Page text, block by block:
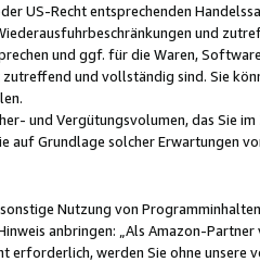
US-Recht entsprechenden
und
und ggf. für die Waren,
und vollständig sind. Sie
und Vergütungsvolumen, das Sie
auf Grundlage solcher Erwartungen
Nutzung von
anbringen: „Als Amazon-
erforderlich, werden Sie ohne